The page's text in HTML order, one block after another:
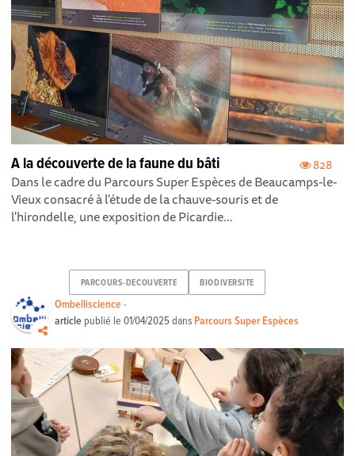
828
A la découverte de la faune du bâti
Dans le cadre du Parcours Super Espèces de Beaucamps-le-
Vieux consacré à l'étude de la chauve-souris et de
l'hirondelle, une exposition de Picardie...
PARCOURS-DECOUVERTE BIODIVERSITE
Ombelliscience -
article publié le01/04/2025dans Parcours Super Espèces